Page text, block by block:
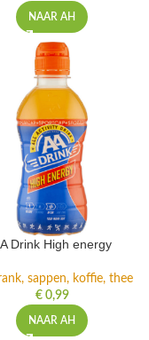
NAAR AH
Drink High energy
sappen, koffie, thee
€0,99
NAAR AH